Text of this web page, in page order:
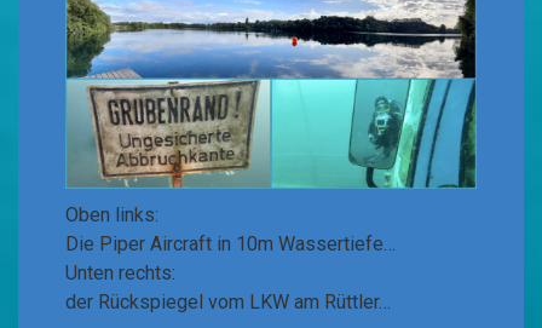
Oben links:
Die Piper Aircraft in 10m Wassertiefe…
Unten rechts:
der Rückspiegel vom LKW am Rüttler…